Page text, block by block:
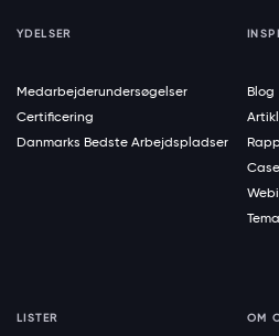
YDELSER
Medarbejderundersøgelser
Certificering
Danmarks Bedste Arbejdspladser
Blog
LISTER OM